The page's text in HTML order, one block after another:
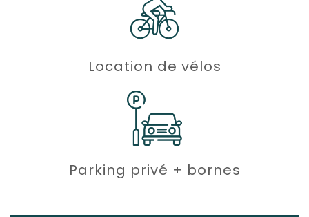
Location de vélos
Parking privé + bornes